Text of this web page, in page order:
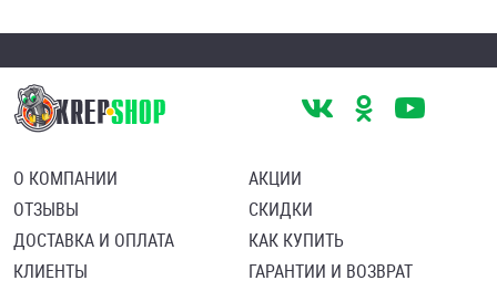
О КОМПАНИИ
ОТЗЫВЫ
ДОСТАВКА И ОПЛАТА
КЛИЕНТЫ
АКЦИИ
СКИДКИ
КАК КУПИТЬ
ГАРАНТИИ И ВОЗВРАТ